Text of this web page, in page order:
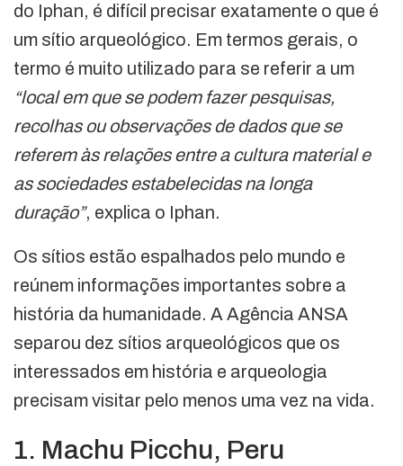
do Iphan, é difícil precisar exatamente o que é
um sítio arqueológico. Em termos gerais, o
termo é muito utilizado para se referir a um
“local em que se podem fazer pesquisas,
recolhas ou observações de dados que se
referem às relações entre a cultura material e
as sociedades estabelecidas na longa
duração”, explica o Iphan.
Os sítios estão espalhados pelo mundo e
reúnem informações importantes sobre a
história da humanidade. A Agência ANSA
separou dez sítios arqueológicos que os
interessados em história e arqueologia
precisam visitar pelo menos uma vez na vida.
1. Machu Picchu, Peru